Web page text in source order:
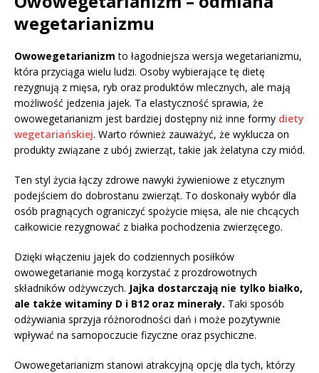
wegetarianizmu
Owowegetarianizm to łagodniejsza wersja wegetarianizmu,
która przyciąga wielu ludzi. Osoby wybierające tę dietę
rezygnują z mięsa, ryb oraz produktów mlecznych, ale mają
możliwość jedzenia jajek. Ta elastyczność sprawia, że
owowegetarianizm jest bardziej dostępny niż inne formy diety
wegetariańskiej. Warto również zauważyć, że wyklucza on
produkty związane z ubój zwierząt, takie jak żelatyna czy miód.
Ten styl życia łączy zdrowe nawyki żywieniowe z etycznym
podejściem do dobrostanu zwierząt. To doskonały wybór dla
osób pragnących ograniczyć spożycie mięsa, ale nie chcących
całkowicie rezygnować z białka pochodzenia zwierzęcego.
Dzięki włączeniu jajek do codziennych posiłków
owowegetarianie mogą korzystać z prozdrowotnych
składników odżywczych. Jajka dostarczają nie tylko białko,
ale także witaminy D i B12 oraz minerały. Taki sposób
odżywiania sprzyja różnorodności dań i może pozytywnie
wpływać na samopoczucie fizyczne oraz psychiczne.
Owowegetarianizm stanowi atrakcyjną opcję dla tych, którzy